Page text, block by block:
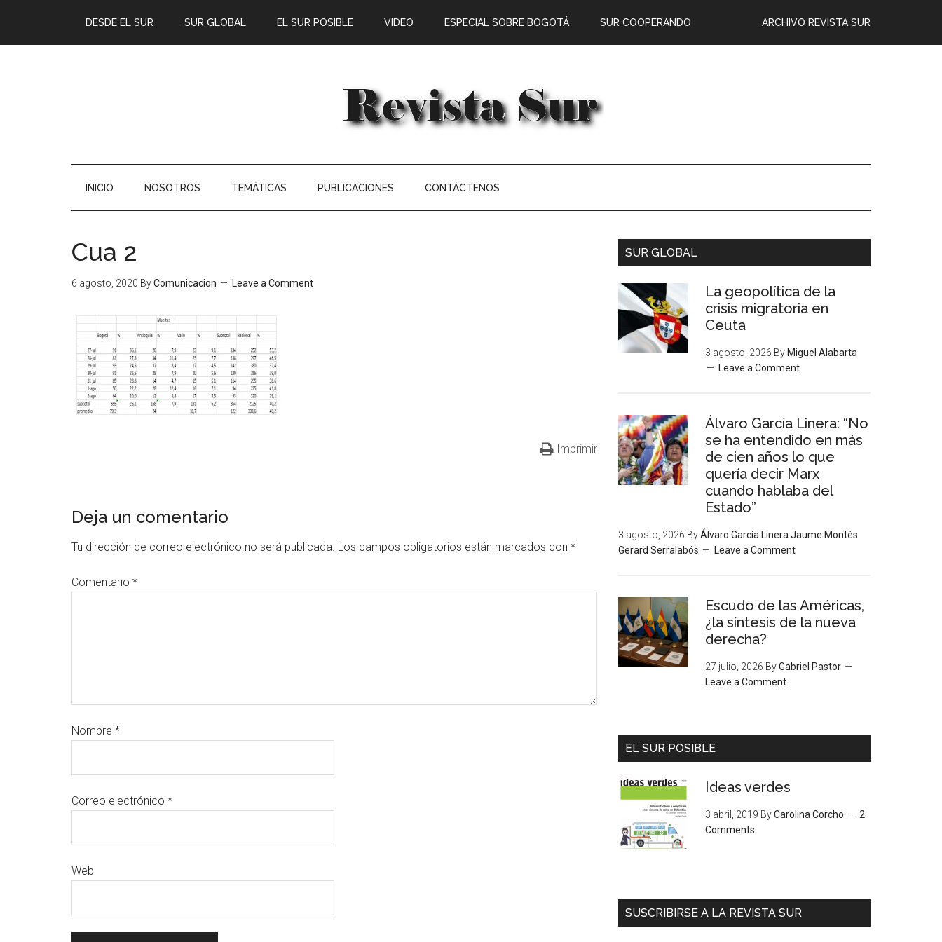
DESDE EL SUR SUR GLOBAL EL SUR POSIBLE ARCHIVO REVISTA SUR
VIDEO ESPECIAL SOBRE BOGOTÁ SUR COOPERANDO
INICIO NOSOTROS TEMÁTICAS PUBLICACIONES CONTÁCTENOS
Cua 2
6 agosto, 2020 ByComunicacion Leave a Comment
Imprimir
Deja un comentario
Tu dirección de correo electrónico no será publicada. Los campos obligatorios están marcados con *
Comentario *
Nombre *
Correo electrónico *
Web
SUR GLOBAL
La geopolítica de la
crisis migratoria en
Ceuta
3 agosto, 2026 By Miguel Alabarta
Leave a Comment
Álvaro García Linera: “No
se ha entendido en más
de cien años lo que
quería decir Marx
cuando hablaba del
Estado”
3 agosto, 2026 ByÁlvaro García Linera Jaume Montés
Gerard Serralabós
Leave a Comment
Escudo de las Américas,
¿la síntesis de la nueva
derecha?
27 julio, 2026 ByGabriel Pastor
Leave a Comment
EL SUR POSIBLE
Ideas verdes
3 abril, 2019 ByCarolina Corcho
2
Comments
SUSCRIBIRSE A LA REVISTA SUR